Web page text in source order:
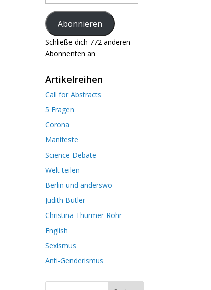
Mail-
AdresseAbonnieren
Schließe dich 772 anderen
Abonnenten an
Artikelreihen
Call for Abstracts
5 Fragen
Corona
Manifeste
Science Debate
Welt teilen
Berlin und anderswo
Judith Butler
Christina Thürmer-Rohr
English
Sexismus
Anti-Genderismus